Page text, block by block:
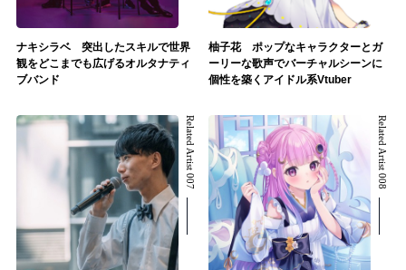
ナキシラベ 突出したスキルで世界
観をどこまでも広げるオルタナティ
ブバンド
柚子花 ポップなキャラクターとガ
ーリーな歌声でバーチャルシーンに
個性を築くアイドル系Vtuber
Related Artist 007 Related Artist 008